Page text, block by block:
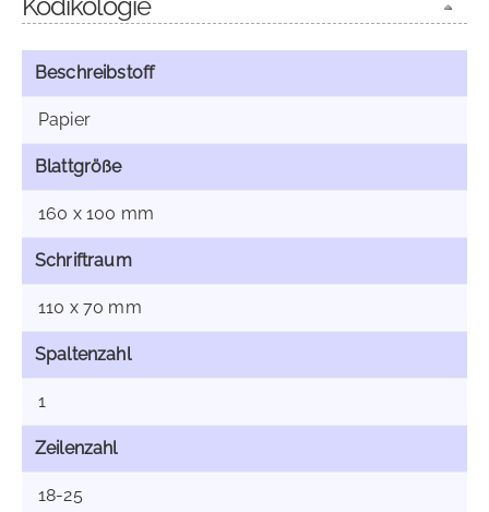
Beschreibstoff
Papier
Blattgröße
160 x 100 mm
Schriftraum
110 x 70 mm
Spaltenzahl
1
Zeilenzahl
18-25